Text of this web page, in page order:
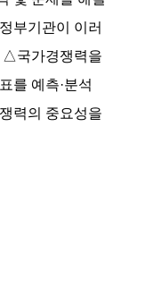
부기관이 이러
△국가경쟁력을
를 예측·분석
력의 중요성을